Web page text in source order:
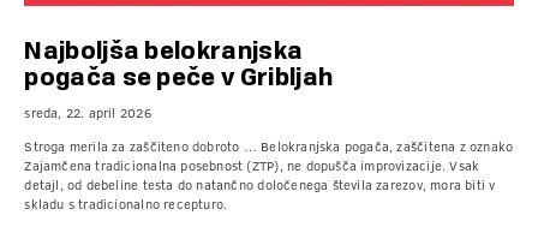
Najboljša belokranjska
pogača se peče v Gribljah
sreda, 22. april 2026
Stroga merila za zaščiteno dobroto … Belokranjska pogača, zaščitena z oznako
Zajamčena tradicionalna posebnost (ZTP), ne dopušča improvizacije. Vsak
detajl, od debeline testa do natančno določenega števila zarezov, mora biti v
skladu s tradicionalno recepturo.